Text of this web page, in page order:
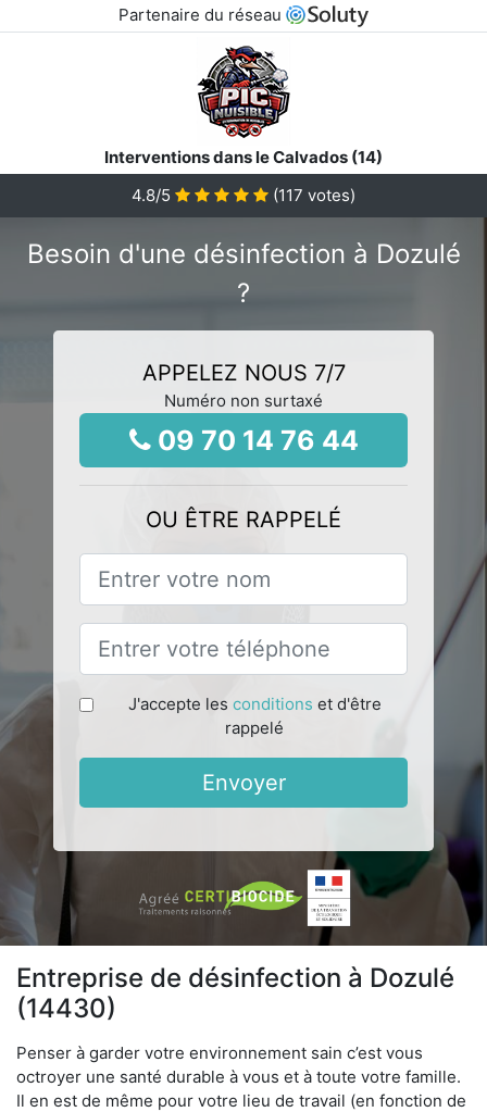
Partenaire du réseau
Interventions dans le Calvados (14)
4.8/5 (117 votes)
Besoin d'une désinfection à Dozulé
?
APPELEZ NOUS 7/7
Numéro non surtaxé
09 70 14 76 44
OU ÊTRE RAPPELÉ
J'accepte les conditions et d'être
rappelé
Envoyer
Entreprise de désinfection à Dozulé
(14430)
Penser à garder votre environnement sain c’est vous
octroyer une santé durable à vous et à toute votre famille.
Il en est de même pour votre lieu de travail (en fonction de